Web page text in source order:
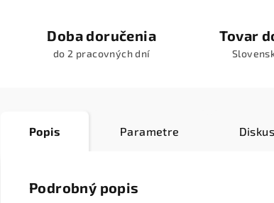
Doba doručenia
do 2 pracovných dní
Tovar
Popis Parametre
Podrobný popis